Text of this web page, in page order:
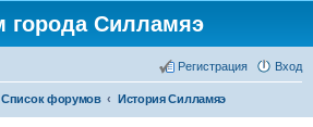
города Силламяэ
Вход
Регистрация
Список форумов История Силламяэ